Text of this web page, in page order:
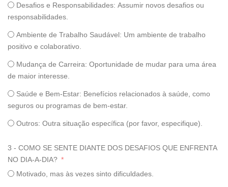
Desafios e Responsabilidades: Assumir novos desafios ou
responsabilidades.
Ambiente de Trabalho Saudável: Um ambiente de trabalho
positivo e colaborativo.
Mudança de Carreira: Oportunidade de mudar para uma área
de maior interesse.
Saúde e Bem-Estar: Benefícios relacionados à saúde, como
seguros ou programas de bem-estar.
Outros: Outra situação específica (por favor, especifique).
3 - COMO SE SENTE DIANTE DOS DESAFIOS QUE ENFRENTA
NO DIA-A-DIA?
Motivado, mas às vezes sinto dificuldades.